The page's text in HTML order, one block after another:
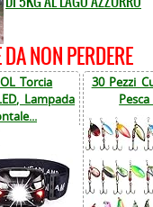
DA NON PERDERE
Torcia
Lampada
30 Pezzi
Pesca